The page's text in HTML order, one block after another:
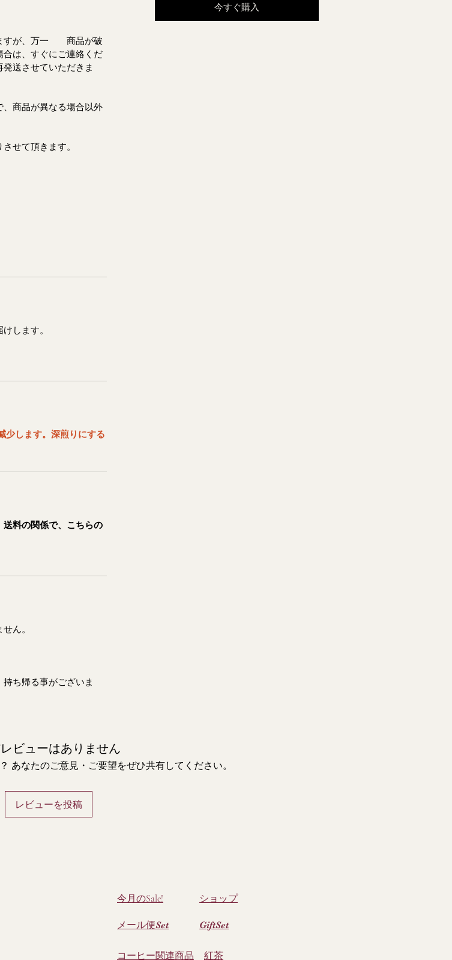
ますが、万一 商品が破
は、すぐにご連絡くだ
送させていただきま
商品が異なる場合以外
せて頂きます。
します。
少します。深煎りにする
料の関係で、こちらの
ん。
ち帰る事がございま
今すぐ購入
ビューはありません
あなたのご意見・ご要望をぜひ共有してください。
レビューを投稿
今月のSale!
メール便Set
ショップ
GiftSet
コーヒー関連商品 紅茶